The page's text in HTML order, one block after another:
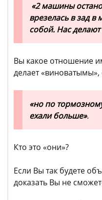
«2 машины
врезелась в зад
собой. Нас
Вы какое отношение
делает
«но по
ехали больше».
Кто это «они»?
Если Вы так будете
доказать Вы не